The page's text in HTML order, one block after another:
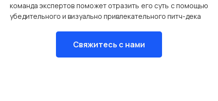
команда экспертов поможет отразить его суть с помощью
убедительного и визуально привлекательного питч-дека
Свяжитесь с нами